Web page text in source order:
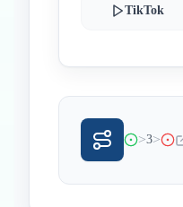
TikTok
>3>